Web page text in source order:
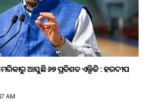
ଆସୁଛି ୬୭ ପ୍ରତିଶତ ଏଲ୍ପିଜି : ହରଦୀପ
AM